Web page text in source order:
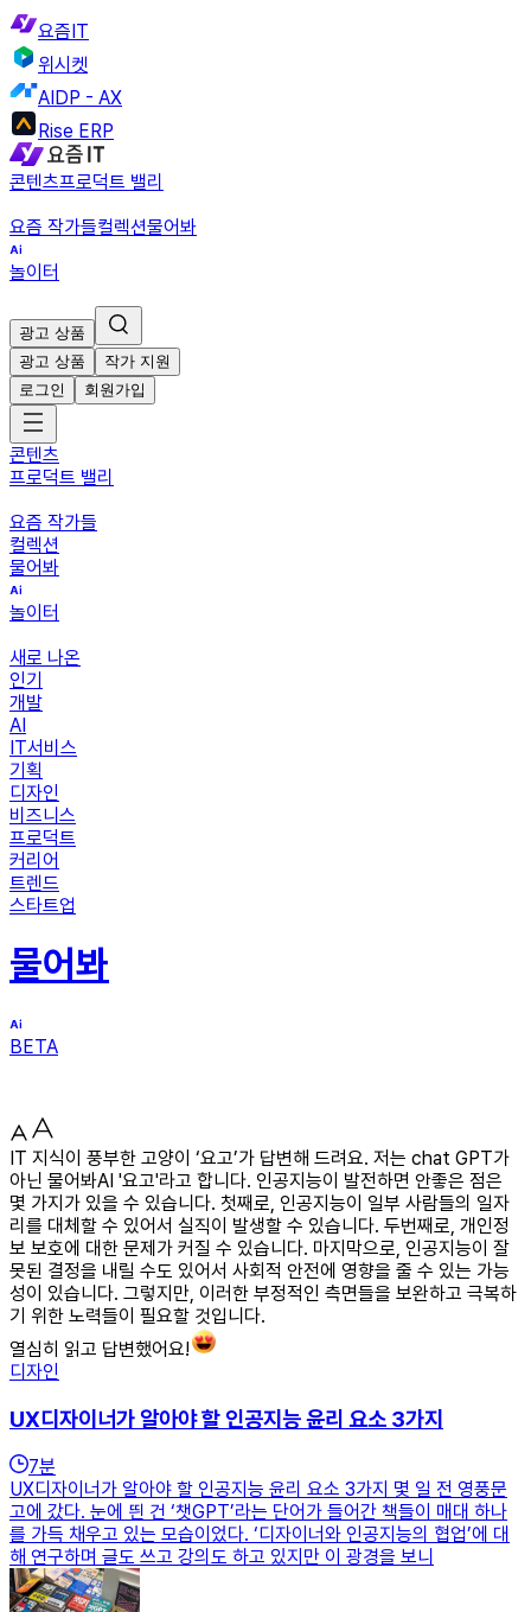
요즘IT
위시켓
AIDP - AX
Rise ERP
콘텐츠프로덕트 밸리
요즘 작가들컬렉션물어봐
놀이터
광고 상품
광고 상품
작가 지원
로그인
회원가입
콘텐츠
프로덕트 밸리
요즘 작가들
컬렉션
물어봐
놀이터
새로 나온
인기
개발
AI
IT서비스
기획
디자인
비즈니스
프로덕트
커리어
트렌드
스타트업
물어봐
BETA
IT 지식이 풍부한 고양이 ‘요고’가 답변해 드려요. 저는 chat GPT가
아닌 물어봐AI '요고'라고 합니다. 인공지능이 발전하면 안좋은 점은
몇 가지가 있을 수 있습니다. 첫째로, 인공지능이 일부 사람들의 일자
리를 대체할 수 있어서 실직이 발생할 수 있습니다. 두번째로, 개인정
보 보호에 대한 문제가 커질 수 있습니다. 마지막으로, 인공지능이 잘
못된 결정을 내릴 수도 있어서 사회적 안전에 영향을 줄 수 있는 가능
성이 있습니다. 그렇지만, 이러한 부정적인 측면들을 보완하고 극복하
기 위한 노력들이 필요할 것입니다.
열심히 읽고 답변했어요!
디자인
UX디자이너가 알아야 할 인공지능 윤리 요소 3가지
7분
UX디자이너가 알아야 할 인공지능 윤리 요소 3가지 몇 일 전 영풍문
고에 갔다. 눈에 띈 건 ‘챗GPT’라는 단어가 들어간 책들이 매대 하나
를 가득 채우고 있는 모습이었다. ‘디자이너와 인공지능의 협업’에 대
해 연구하며 글도 쓰고 강의도 하고 있지만 이 광경을 보니